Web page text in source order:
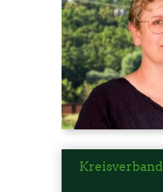
Kreisverband